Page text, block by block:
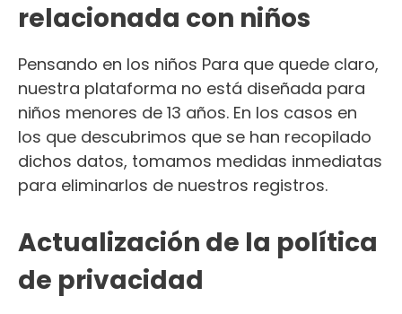
relacionada con niños
Pensando en los niños Para que quede claro,
nuestra plataforma no está diseñada para
niños menores de 13 años. En los casos en
los que descubrimos que se han recopilado
dichos datos, tomamos medidas inmediatas
para eliminarlos de nuestros registros.
Actualización de la política
de privacidad